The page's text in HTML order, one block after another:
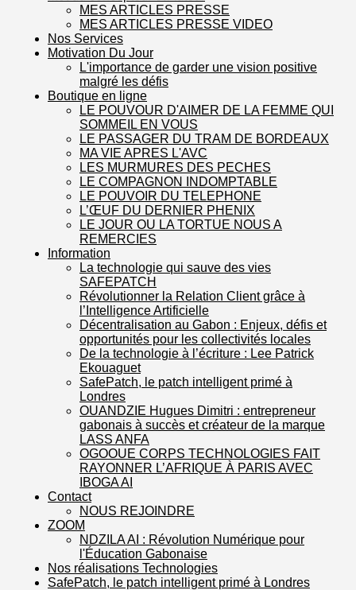
MES ARTICLES PRESSE
MES ARTICLES PRESSE VIDEO
Nos Services
Motivation Du Jour
L'importance de garder une vision positive
malgré les défis
Boutique en ligne
LE POUVOUR D'AIMER DE LA FEMME QUI
SOMMEIL EN VOUS
LE PASSAGER DU TRAM DE BORDEAUX
MA VIE APRES L'AVC
LES MURMURES DES PECHES
LE COMPAGNON INDOMPTABLE
LE POUVOIR DU TELEPHONE
L’ŒUF DU DERNIER PHENIX
LE JOUR OU LA TORTUE NOUS A
REMERCIES
Information
La technologie qui sauve des vies
SAFEPATCH
Révolutionner la Relation Client grâce à
l’Intelligence Artificielle
Décentralisation au Gabon : Enjeux, défis et
opportunités pour les collectivités locales
De la technologie à l’écriture : Lee Patrick
Ekouaguet
SafePatch, le patch intelligent primé à
Londres
OUANDZIE Hugues Dimitri : entrepreneur
gabonais à succès et créateur de la marque
LASS ANFA
OGOOUE CORPS TECHNOLOGIES FAIT
RAYONNER L’AFRIQUE À PARIS AVEC
IBOGA AI
Contact
NOUS REJOINDRE
ZOOM
NDZILA AI : Révolution Numérique pour
l'Éducation Gabonaise
Nos réalisations Technologies
SafePatch, le patch intelligent primé à Londres